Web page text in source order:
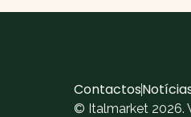
Contactos
© Italmarket 2026.